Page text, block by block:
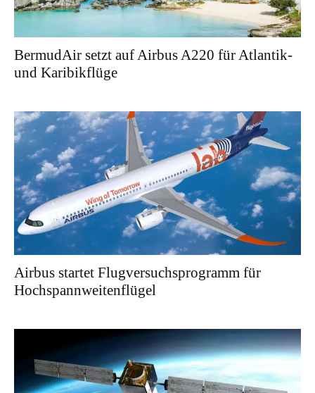
BermudAir setzt auf Airbus A220 für Atlantik-
und Karibikflüge
Airbus startet Flugversuchsprogramm für
Hochspannweitenflügel